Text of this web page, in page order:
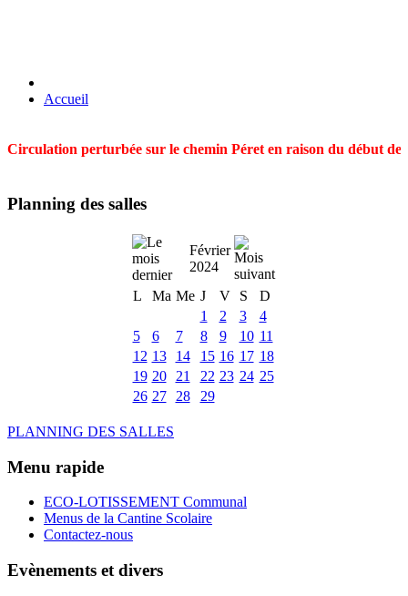
Accueil
Circulation perturbée sur le chemin Péret en raison du début
Planning des salles
Février
2024
L
Ma Me J V S
D
1
2 3
4
5
6 7 8 9 10 11
12 13 14 15 16 17 18
19 20 21 22 23 24 25
26 27 28 29
PLANNING DES SALLES
Menu rapide
ECO-LOTISSEMENT Communal
Menus de la Cantine Scolaire
Contactez-nous
Evènements et divers